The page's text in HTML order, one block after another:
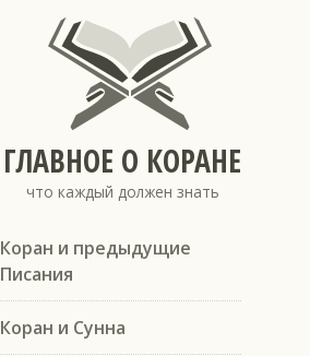
ГЛАВНОЕ О КОРАНЕ
что каждый должен знать
Коран и предыдущие
Писания
Коран и Сунна